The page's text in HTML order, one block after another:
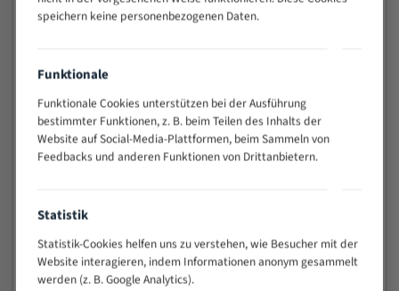
350
200 -
> 500
0,75/1,25
Vorteile:
Widerstandsfähig gegen Zahnbruch auch bei
schwierigen Werkstücken (Materialmischung,
wechselnde Verbindungslängen)
Sehr geringe Vibration
speichern keine personenbezogenen Daten.
Funktionale
Funktionale Cookies unterstützen bei der Ausführung
bestimmter Funktionen, z. B. beim Teilen des Inhalts der
Website auf Social-Media-Plattformen, beim Sammeln von
Feedbacks und anderen Funktionen von Drittanbietern.
Statistik
Statistik-Cookies helfen uns zu verstehen, wie Besucher mit der
Website interagieren, indem Informationen anonym gesammelt
werden (z. B. Google Analytics).